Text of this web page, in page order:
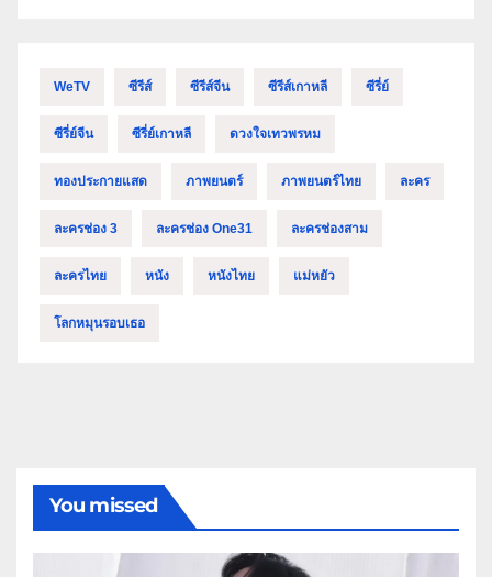
WeTV ซีรีส์ ซีรีส์จีน ซีรีส์เกาหลี ซีรี่ย์
ซีรี่ย์จีน ซีรี่ย์เกาหลี ดวงใจเทวพรหม
ทองประกายแสด ภาพยนตร์ ภาพยนตร์ไทย ละคร
ละครช่อง 3 ละครช่อง One31 ละครช่องสาม
ละครไทย หนัง หนังไทย แม่หยัว
โลกหมุนรอบเธอ
You missed